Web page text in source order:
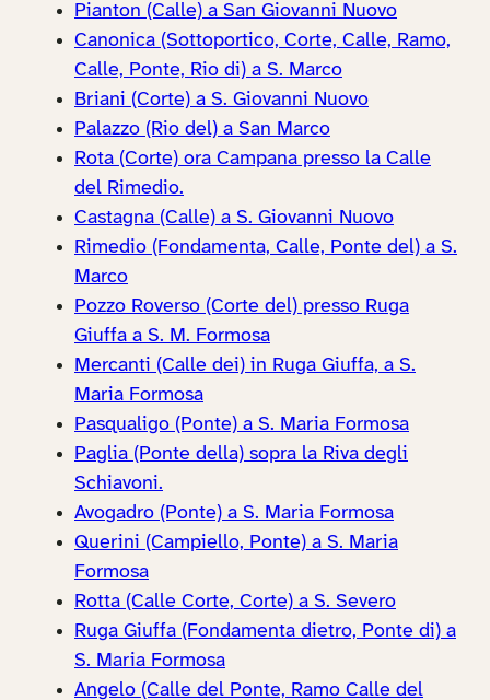
Pianton (Calle) a San Giovanni Nuovo
Canonica (Sottoportico, Corte, Calle, Ramo,
Calle, Ponte, Rio di) a S. Marco
Briani (Corte) a S. Giovanni Nuovo
Palazzo (Rio del) a San Marco
Rota (Corte) ora Campana presso la Calle
del Rimedio.
Castagna (Calle) a S. Giovanni Nuovo
Rimedio (Fondamenta, Calle, Ponte del) a S.
Marco
Pozzo Roverso (Corte del) presso Ruga
Giuffa a S. M. Formosa
Mercanti (Calle dei) in Ruga Giuffa, a S.
Maria Formosa
Pasqualigo (Ponte) a S. Maria Formosa
Paglia (Ponte della) sopra la Riva degli
Schiavoni.
Avogadro (Ponte) a S. Maria Formosa
Querini (Campiello, Ponte) a S. Maria
Formosa
Rotta (Calle Corte, Corte) a S. Severo
Ruga Giuffa (Fondamenta dietro, Ponte di) a
S. Maria Formosa
Angelo (Calle del Ponte, Ramo Calle del